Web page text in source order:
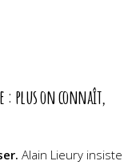
: plus on connaît,
Alain Lieury insiste